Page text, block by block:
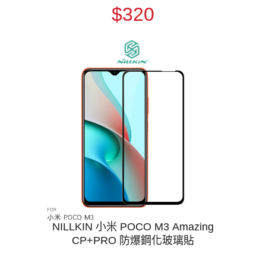
$320
NILLKIN 小米 POCO M3 Amazing
CP+PRO 防爆鋼化玻璃貼